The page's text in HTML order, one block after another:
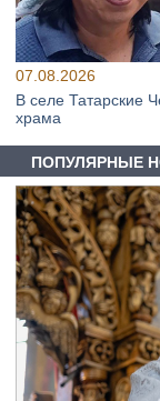
07.08.2026
В селе Татарские
храма
ПОПУЛЯРНЫЕ